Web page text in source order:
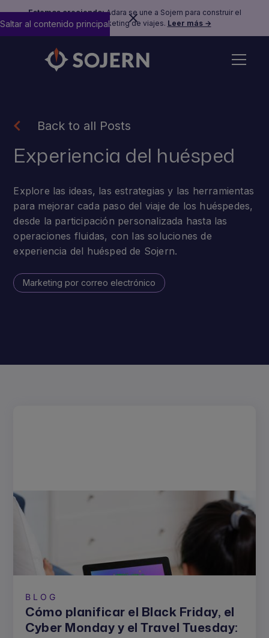
Estamos creciendo:Adara se une a Sojern para construir el
futuro del marketing de viajes. Leer más →
Saltar al contenido principal
Back to all Posts
Experiencia del huésped
Explore las ideas, las estrategias y las herramientas
para mejorar cada paso del viaje de los huéspedes,
desde la participación personalizada hasta las
operaciones fluidas, con las soluciones de
experiencia del huésped de Sojern.
Marketing por correo electrónico
BLOG
Cómo planificar el Black Friday, el
Cyber Monday y el Travel Tuesday: